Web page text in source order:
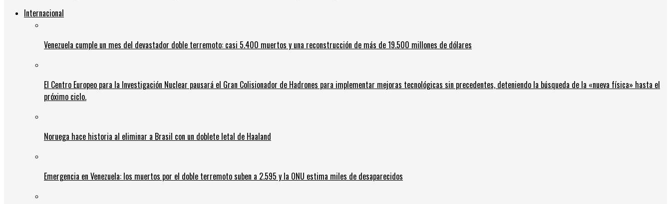
Internacional
Venezuela cumple un mes del devastador doble terremoto: casi 5.400 muertos y una reconstrucción de más de 19.500 millones de dólares
El Centro Europeo para la Investigación Nuclear pausará el Gran Colisionador de Hadrones para implementar mejoras tecnológicas sin precedentes, deteniendo la búsqueda de la «nueva física» hasta el
próximo ciclo.
Noruega hace historia al eliminar a Brasil con un doblete letal de Haaland
Emergencia en Venezuela: los muertos por el doble terremoto suben a 2.595 y la ONU estima miles de desaparecidos